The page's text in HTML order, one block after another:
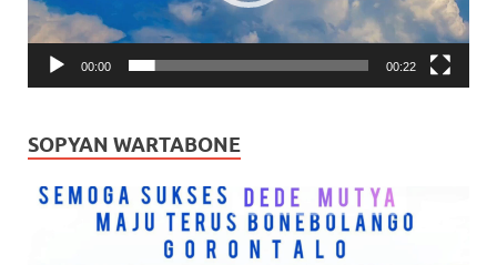
00:00 00:22
SOPYAN WARTABONE